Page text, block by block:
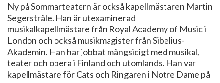
Ny på Sommarteatern är också kapellmästaren Martin
Segerstråle. Han är utexaminerad
musikalkapellmästare från Royal Academy of Music i
London och också musikmagister från Sibelius-
Akademin. Han har jobbat mångsidigt med musikal,
teater och opera i Finland och utomlands. Han var
kapellmästare för Cats och Ringaren i Notre Dame på